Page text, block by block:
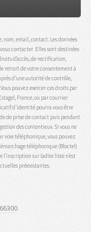
nom, email, contact. Les données
contacter. Elles sont destinées
d’accès, de rectification,
retrait de votre consentement à
d’une autorité de contrôle,
pouvez exercer ces droits par
France, ou par courrier
d'identité pourra vous être
de prise de contact puis pendant
des contentieux. Si vous ne
voie téléphonique, vous pouvez
téléphonique (Bloctel)
sur ladite liste n’est
préexistantes.